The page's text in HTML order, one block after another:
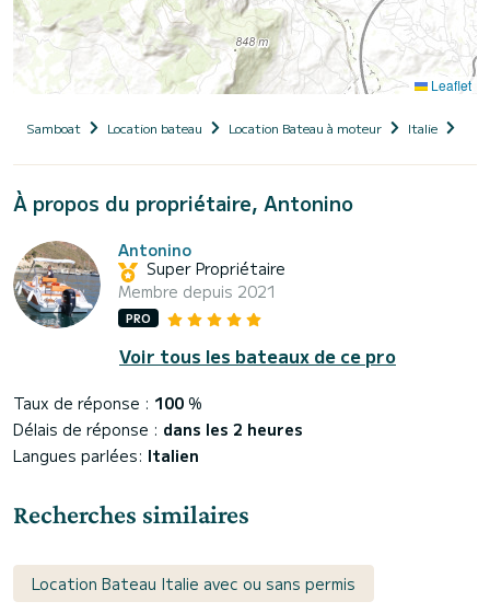
Leaflet
Samboat Location bateau Location Bateau à moteur Italie
À propos du propriétaire, Antonino
Antonino
Super Propriétaire
Membre depuis 2021
PRO
Voir tous les bateaux de ce pro
Taux de réponse : 100 %
Délais de réponse : dans les 2 heures
Langues parlées: Italien
Recherches similaires
Location Bateau Italie avec ou sans permis